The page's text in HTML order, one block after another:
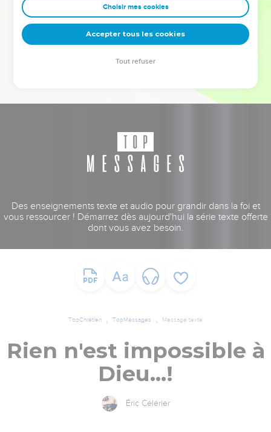
clés pour avancer avec plus de sagesse afin que leurs erreurs
deviennent vos tremplins. Que vous guidiez un ministère, une
équipe, un groupe ou une famille, leur expérience est faite
pour vous.
Des enseignements texte et audio pour grandir dans la foi et
vous ressourcer ! Démarrez dès aujourd'hui la série texte offerte
dont vous avez besoin.
TopChrétien TopMessages Message texte
Rien n'est impossible à
Dieu...!
Éric Célérier
Choisir mes cookies
Accepter tous les cookies
Tout refuser